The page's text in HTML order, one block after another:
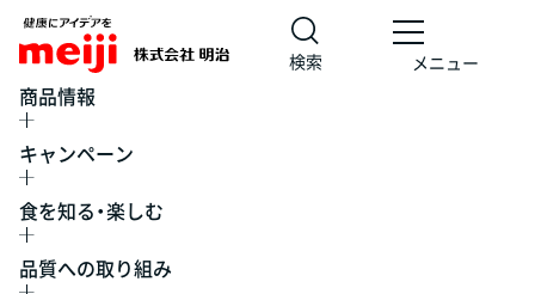
検索 メニュー
商品情報
キャンペーン
食を知る・楽しむ
品質への取り組み